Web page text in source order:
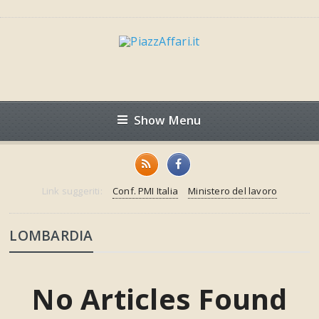
Show Menu
Link suggeriti: Conf. PMI Italia Ministero del lavoro
LOMBARDIA
No Articles Found